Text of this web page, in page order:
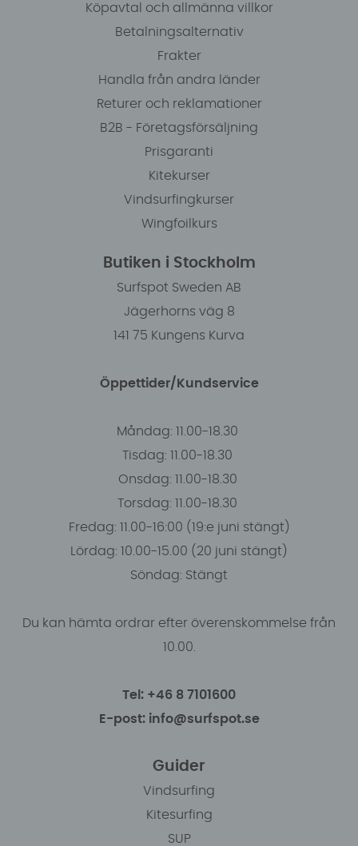
Köpavtal och allmänna villkor
Betalningsalternativ
Frakter
Handla från andra länder
Returer och reklamationer
B2B - Företagsförsäljning
Prisgaranti
Kitekurser
Vindsurfingkurser
Wingfoilkurs
Butiken i Stockholm
Surfspot Sweden AB
Jägerhorns väg 8
141 75 Kungens Kurva
Öppettider/Kundservice
Måndag: 11.00-18.30
Tisdag: 11.00-18.30
Onsdag: 11.00-18.30
Torsdag: 11.00-18.30
Fredag: 11.00-16:00 (19:e juni stängt)
Lördag: 10.00-15.00 (20 juni stängt)
Söndag: Stängt
Du kan hämta ordrar efter överenskommelse från
10.00.
Tel: +46 8 7101600
E-post: info@surfspot.se
Guider
Vindsurfing
Kitesurfing
SUP